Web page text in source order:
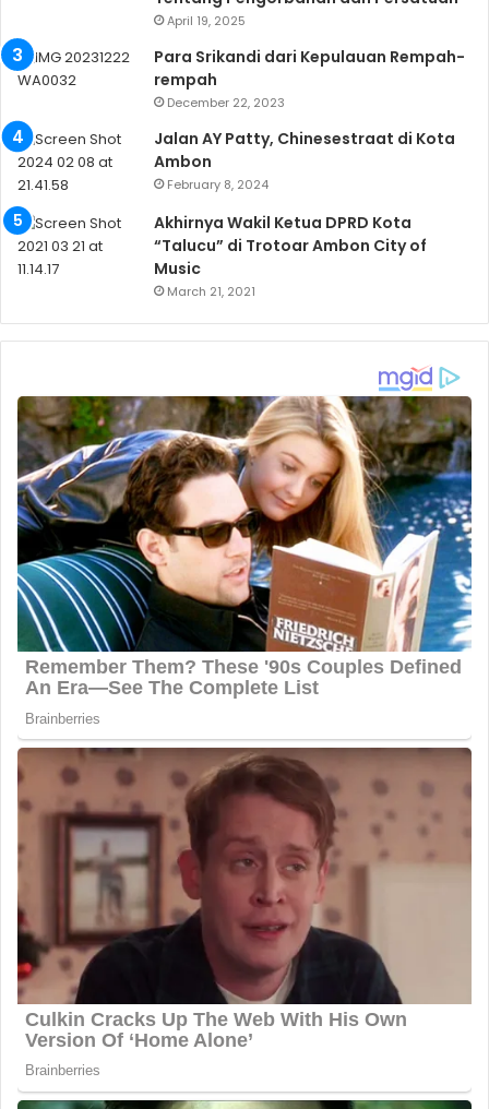
April 19, 2025
Para Srikandi dari Kepulauan Rempah-
rempah
December 22, 2023
Jalan AY Patty, Chinesestraat di Kota
Ambon
February 8, 2024
Akhirnya Wakil Ketua DPRD Kota
“Talucu” di Trotoar Ambon City of
Music
March 21, 2021